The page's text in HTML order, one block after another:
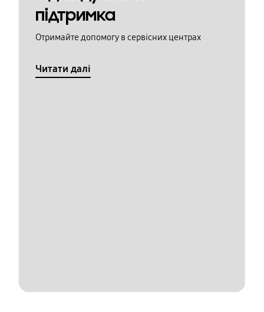
підтримка
Отримайте допомогу в сервісних центрах
Читати далі